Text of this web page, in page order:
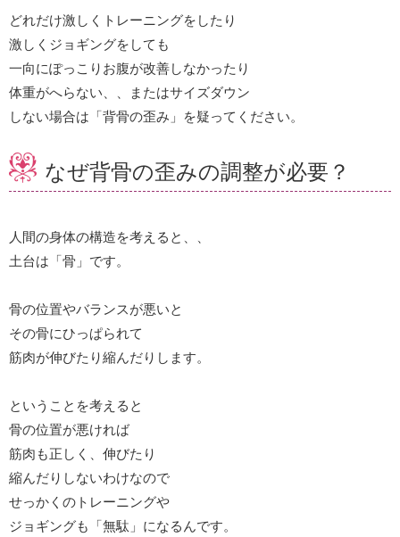
どれだけ激しくトレーニングをしたり
激しくジョギングをしても
一向にぽっこりお腹が改善しなかったり
体重がへらない、、またはサイズダウン
しない場合は「背骨の歪み」を疑ってください。
なぜ背骨の歪みの調整が必要？
人間の身体の構造を考えると、、
土台は「骨」です。
骨の位置やバランスが悪いと
その骨にひっぱられて
筋肉が伸びたり縮んだりします。
ということを考えると
骨の位置が悪ければ
筋肉も正しく、伸びたり
縮んだりしないわけなので
せっかくのトレーニングや
ジョギングも「無駄」になるんです。